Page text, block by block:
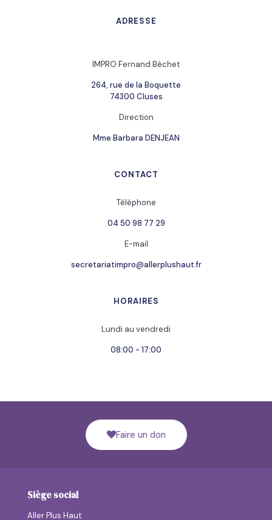
ADRESSE
IMPRO Fernand Béchet
264, rue de la Boquette
74300 Cluses
Direction
Mme Barbara DENJEAN
CONTACT
Téléphone
04 50 98 77 29
E-mail
secretariatimpro@allerplushaut.fr
HORAIRES
Lundi au vendredi
08:00 - 17:00
Faire un don
Siège social
Aller Plus Haut